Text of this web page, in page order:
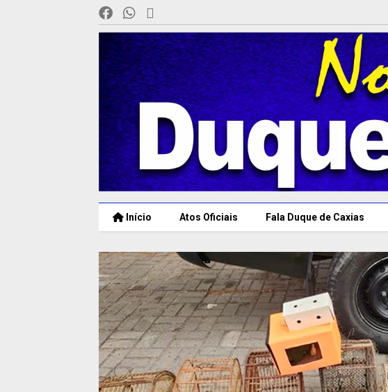
Início Atos Oficiais Fala Duque de Caxias